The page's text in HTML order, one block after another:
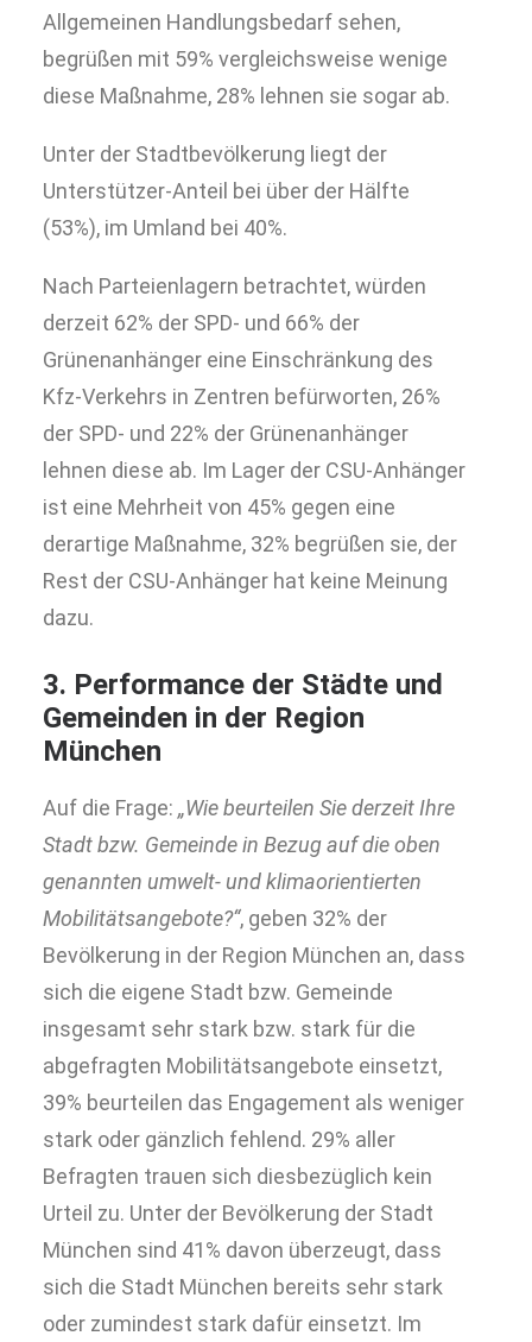
Allgemeinen Handlungsbedarf sehen,
begrüßen mit 59% vergleichsweise wenige
diese Maßnahme, 28% lehnen sie sogar ab.
Unter der Stadtbevölkerung liegt der
Unterstützer-Anteil bei über der Hälfte
(53%), im Umland bei 40%.
Nach Parteienlagern betrachtet, würden
derzeit 62% der SPD- und 66% der
Grünenanhänger eine Einschränkung des
Kfz-Verkehrs in Zentren befürworten, 26%
der SPD- und 22% der Grünenanhänger
lehnen diese ab. Im Lager der CSU-Anhänger
ist eine Mehrheit von 45% gegen eine
derartige Maßnahme, 32% begrüßen sie, der
Rest der CSU-Anhänger hat keine Meinung
dazu.
3. Performance der Städte und
Gemeinden in der Region
München
Auf die Frage: „Wie beurteilen Sie derzeit Ihre
Stadt bzw. Gemeinde in Bezug auf die oben
genannten umwelt- und klimaorientierten
Mobilitätsangebote?“, geben 32% der
Bevölkerung in der Region München an, dass
sich die eigene Stadt bzw. Gemeinde
insgesamt sehr stark bzw. stark für die
abgefragten Mobilitätsangebote einsetzt,
39% beurteilen das Engagement als weniger
stark oder gänzlich fehlend. 29% aller
Befragten trauen sich diesbezüglich kein
Urteil zu. Unter der Bevölkerung der Stadt
München sind 41% davon überzeugt, dass
sich die Stadt München bereits sehr stark
oder zumindest stark dafür einsetzt. Im